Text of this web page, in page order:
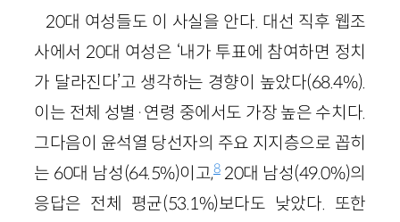
20대 여성들도 이 사실을 안다. 대선 직후 웹조
사에서 20대 여성은 ‘내가 투표에 참여하면 정치
가 달라진다’고 생각하는 경향이 높았다(68.4%).
이는 전체 성별·연령 중에서도 가장 높은 수치다.
그다음이 윤석열 당선자의 주요 지지층으로 꼽히
는 60대 남성(64.5%)이고,820대 남성(49.0%)의
응답은 전체 평균(53.1%)보다도 낮았다. 또한